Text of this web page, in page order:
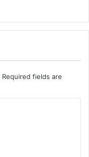
Required fields are